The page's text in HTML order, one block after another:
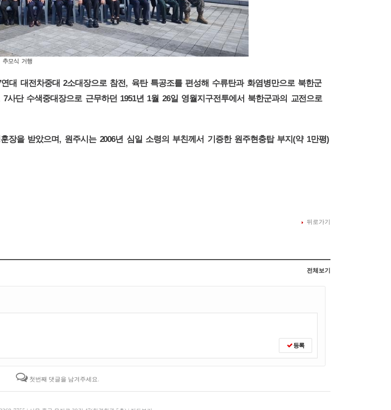
추모식 거행
연대 대전차중대 2소대장으로 참전, 육탄 특공조를 편성해 수류탄과 화염병만으로 북한군
7사단 수색중대장으로 근무하던 1951년 1월 26일 영월지구전투에서 북한군과의 교전으로
장을 받았으며 , 원주시는 2006년 심일 소령의 부친께서 기증한 원주현충탑 부지(약 1만평)
뒤로가기
전체보기
등록
첫번째 댓글을 남겨주세요.